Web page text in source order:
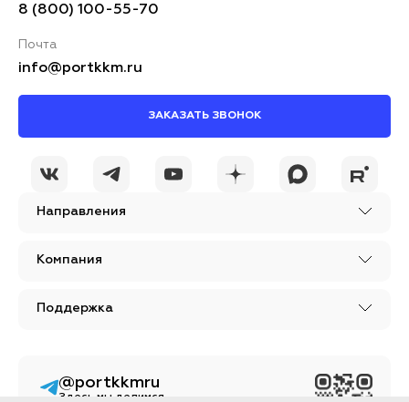
Направления
Компания
Поддержка
8 (800) 100-55-70
Почта
info@portkkm.ru
ЗАКАЗАТЬ ЗВОНОК
@portkkmru
Здесь мы делимся